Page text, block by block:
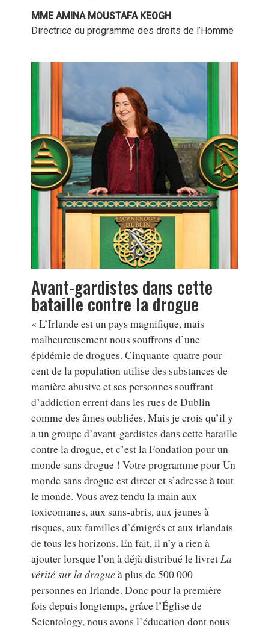
MME AMINA MOUSTAFA KEOGH
Directrice du programme des droits de l’Homme
Avant-gardistes dans cette
bataille contre la drogue
« L’Irlande est un pays magnifique, mais
malheureusement nous souffrons d’une
épidémie de drogues. Cinquante-quatre pour
cent de la population utilise des substances de
manière abusive et ses personnes souffrant
d’addiction errent dans les rues de Dublin
comme des âmes oubliées. Mais je crois qu’il y
a un groupe d’avant-gardistes dans cette bataille
contre la drogue, et c’est la Fondation pour un
monde sans drogue ! Votre programme pour Un
monde sans drogue est direct et s’adresse à tout
le monde. Vous avez tendu la main aux
toxicomanes, aux sans-abris, aux jeunes à
risques, aux familles d’émigrés et aux irlandais
de tous les horizons. En fait, il n’y a rien à
ajouter lorsque l’on à déjà distribué le livretLa
vérité sur la drogueà plus de 500 000
personnes en Irlande. Donc pour la première
fois depuis longtemps, grâce l’Église de
Scientology, nous avons l’éducation dont nous